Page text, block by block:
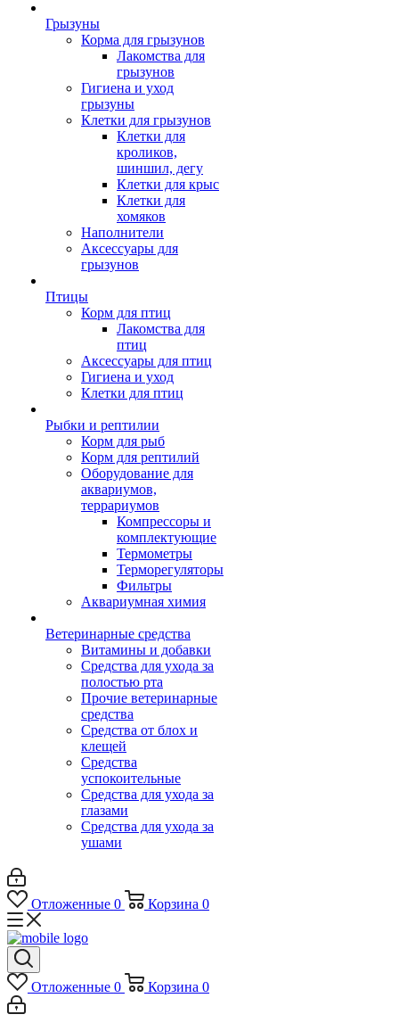
Грызуны
Корма для грызунов
Лакомства для
грызунов
Гигиена и уход
грызуны
Клетки для грызунов
Клетки для
кроликов,
шиншил, дегу
Клетки для крыс
Клетки для
хомяков
Наполнители
Аксессуары для
грызунов
Птицы
Корм для птиц
Лакомства для
птиц
Аксессуары для птиц
Гигиена и уход
Клетки для птиц
Рыбки и рептилии
Корм для рыб
Корм для рептилий
Оборудование для
аквариумов,
террариумов
Компрессоры и
комплектующие
Термометры
Терморегуляторы
Фильтры
Аквариумная химия
Ветеринарные средства
Витамины и добавки
Средства для ухода за
полостью рта
Прочие ветеринарные
средства
Средства от блох и
клещей
Средства
успокоительные
Средства для ухода за
глазами
Средства для ухода за
ушами
Отложенные 0 Корзина 0
Отложенные 0 Корзина 0